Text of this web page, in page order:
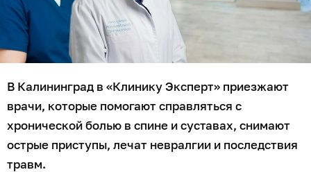
В Калининград в «Клинику Эксперт» приезжают
врачи, которые помогают справляться с
хронической болью в спине и суставах, снимают
острые приступы, лечат невралгии и последствия
травм.